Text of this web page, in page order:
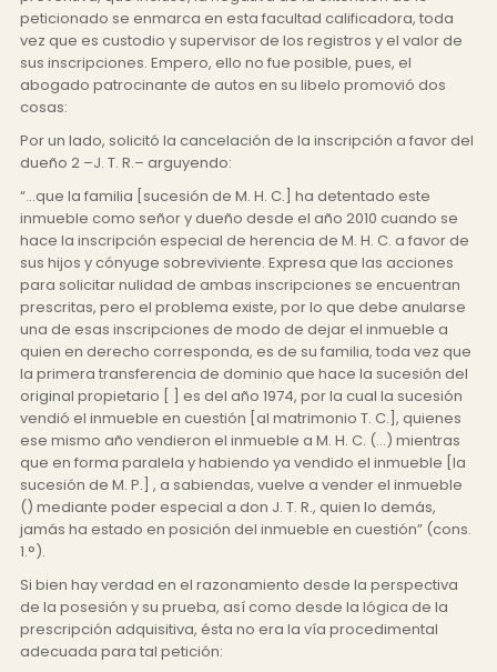
peticionado se enmarca en esta facultad calificadora, toda
vez que es custodio y supervisor de los registros y el valor de
sus inscripciones. Empero, ello no fue posible, pues, el
abogado patrocinante de autos en su libelo promovió dos
cosas:
Por un lado, solicitó la cancelación de la inscripción a favor del
dueño 2 –J. T. R.– arguyendo:
“…que la familia [sucesión de M. H. C.] ha detentado este
inmueble como señor y dueño desde el año 2010 cuando se
hace la inscripción especial de herencia de M. H. C. a favor de
sus hijos y cónyuge sobreviviente. Expresa que las acciones
para solicitar nulidad de ambas inscripciones se encuentran
prescritas, pero el problema existe, por lo que debe anularse
una de esas inscripciones de modo de dejar el inmueble a
quien en derecho corresponda, es de su familia, toda vez que
la primera transferencia de dominio que hace la sucesión del
original propietario [ ] es del año 1974, por la cual la sucesión
vendió el inmueble en cuestión [al matrimonio T. C.], quienes
ese mismo año vendieron el inmueble a M. H. C. (…) mientras
que en forma paralela y habiendo ya vendido el inmueble [la
sucesión de M. P.] , a sabiendas, vuelve a vender el inmueble
() mediante poder especial a don J. T. R., quien lo demás,
jamás ha estado en posición del inmueble en cuestión” (cons.
1.°).
Si bien hay verdad en el razonamiento desde la perspectiva
de la posesión y su prueba, así como desde la lógica de la
prescripción adquisitiva, ésta no era la vía procedimental
adecuada para tal petición: